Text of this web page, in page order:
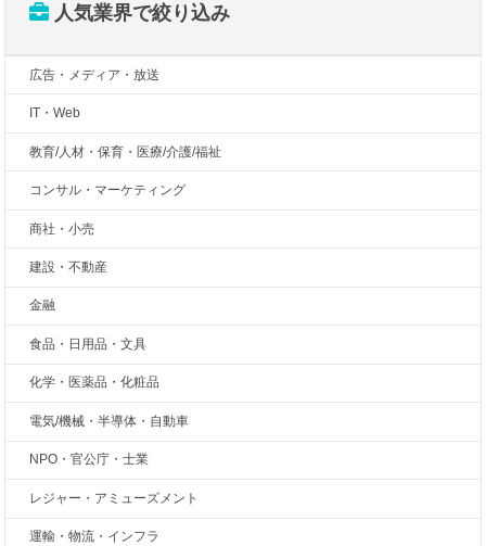
人気業界で絞り込み
広告・メディア・放送
IT・Web
教育/人材・保育・医療/介護/福祉
コンサル・マーケティング
商社・小売
建設・不動産
金融
食品・日用品・文具
化学・医薬品・化粧品
電気/機械・半導体・自動車
NPO・官公庁・士業
レジャー・アミューズメント
運輸・物流・インフラ